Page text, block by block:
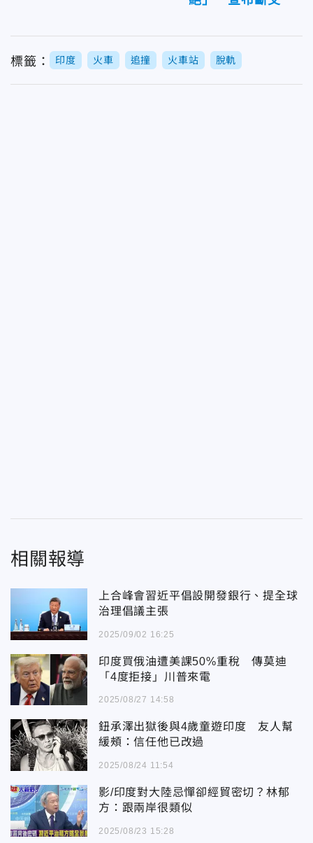
標籤： 印度 火車 追撞 火車站 脫軌
相關報導
上合峰會習近平倡設開發銀行、提全球
治理倡議主張
2025/09/02 16:25
印度買俄油遭美課50%重稅 傳莫迪
「4度拒接」川普來電
2025/08/27 14:58
鈕承澤出獄後與4歲童遊印度 友人幫
緩頰：信任他已改過
2025/08/24 11:54
影/印度對大陸忌憚卻經貿密切？林郁
方：跟兩岸很類似
2025/08/23 15:28